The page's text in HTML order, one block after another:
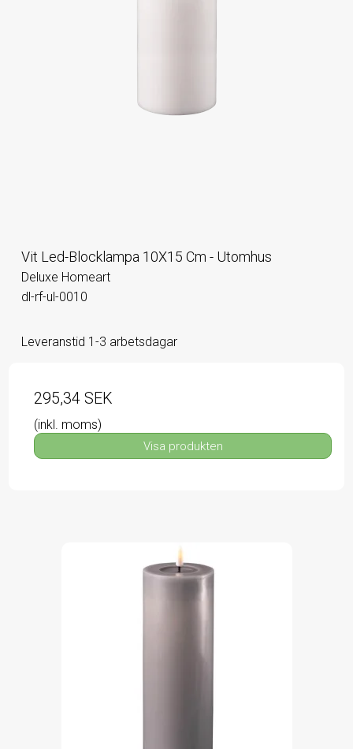
Vit Led-Blocklampa 10X15 Cm - Utomhus
Deluxe Homeart
dl-rf-ul-0010
Leveranstid 1-3 arbetsdagar
295,34 SEK
(inkl. moms)
Visa produkten